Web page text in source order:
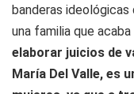
banderas ideológicas
una familia que
elaborar juicios de
María Del Valle, es